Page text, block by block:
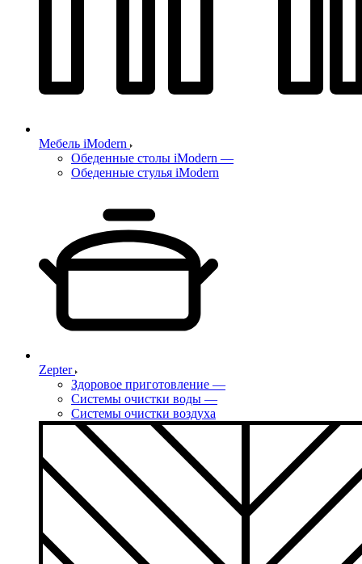
Мебель iModern
Обеденные столы iModern —
Обеденные стулья iModern
Zepter
Здоровое приготовление —
Системы очистки воды —
Системы очистки воздуха